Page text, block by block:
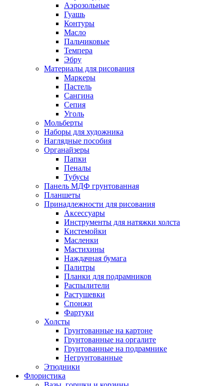
Аэрозольные
Гуашь
Контуры
Масло
Пальчиковые
Темпера
Эбру
Материалы для рисования
Маркеры
Пастель
Сангина
Сепия
Уголь
Мольберты
Наборы для художника
Наглядные пособия
Органайзеры
Папки
Пеналы
Тубусы
Панель МДФ грунтованная
Планшеты
Принадлежности для рисования
Аксессуары
Инструменты для натяжки холста
Кистемойки
Масленки
Мастихины
Наждачная бумага
Палитры
Планки для подрамников
Распылители
Растушевки
Спонжи
Фартуки
Холсты
Грунтованные на картоне
Грунтованные на оргалите
Грунтованные на подрамнике
Негрунтованные
Этюдники
Флористика